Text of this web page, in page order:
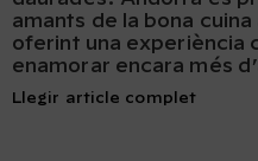
amants de la bona
oferint una experiència
enamorar encara més
Llegir article complet